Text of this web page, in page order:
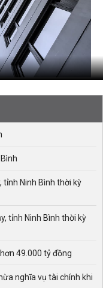
tỉnh Ninh Bình thời kỳ
tỉnh Ninh Bình thời kỳ
49.000 tỷ đồng
nghĩa vụ tài chính khi